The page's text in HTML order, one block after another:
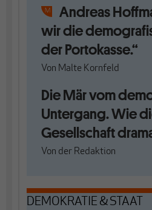
Andreas
wir die
der Portokasse.“
Von Malte Kornfeld
Die Mär vom
Untergang. Wie
Gesellschaft
Von der Redaktion
DEMOKRATIE & STAAT